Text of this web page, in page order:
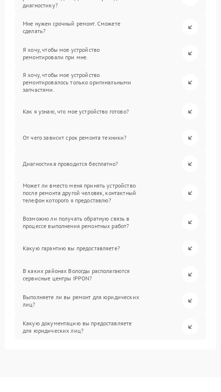
диагностику?
Мне нужен срочный ремонт. Сможете
сделать?
Я хочу, чтобы мое устройство
ремонтировали при мне.
Я хочу, чтобы мое устройство
ремонтировалось только оригинальными
запчастями.
Как я узнаю, что мое устройство готово?
От чего зависит срок ремонта техники?
Диагностика проводится бесплатно?
Может ли вместо меня принять устройство
после ремонта другой человек, контактный
телефон которого я предоставлю?
Возможно ли получать обратную связь в
процессе выполнения ремонтных работ?
Какую гарантию вы предоставляете?
В каких районах Вологды располагаются
сервисные центры IPPON?
Выполняете ли вы ремонт для юридических
лиц?
Какую документацию вы предоставляете
для юридических лиц?